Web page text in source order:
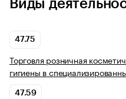
Виды
47.75
Торговля розничная
гигиены в
47.59